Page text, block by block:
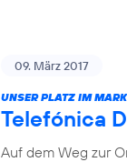
09. März 2017
UNSER PLATZ IM
Telefónica
Auf dem Weg zur